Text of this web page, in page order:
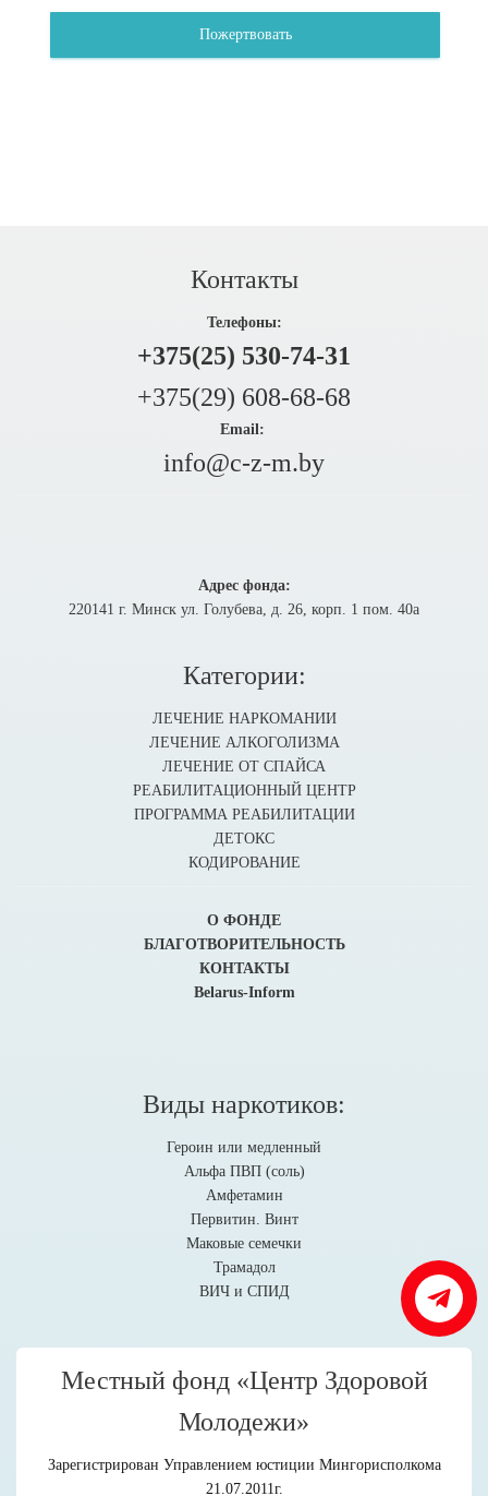
Пожертвовать
Контакты
Телефоны:
+375(25) 530-74-31
+375(29) 608-68-68
Email:
info@c-z-m.by
Адрес фонда:
220141 г. Минск ул. Голубева, д. 26, корп. 1 пом. 40а
Категории:
ЛЕЧЕНИЕ НАРКОМАНИИ
ЛЕЧЕНИЕ АЛКОГОЛИЗМА
ЛЕЧЕНИЕ ОТ СПАЙСА
РЕАБИЛИТАЦИОННЫЙ ЦЕНТР
ПРОГРАММА РЕАБИЛИТАЦИИ
ДЕТОКС
КОДИРОВАНИЕ
О ФОНДЕ
БЛАГОТВОРИТЕЛЬНОСТЬ
КОНТАКТЫ
Belarus-Inform
Виды наркотиков:
Героин или медленный
Альфа ПВП (соль)
Амфетамин
Первитин. Винт
Маковые семечки
Трамадол
ВИЧ и СПИД
Местный фонд «Центр Здоровой
Молодежи»
Зарегистрирован Управлением юстиции Мингорисполкома
21.07.2011г.